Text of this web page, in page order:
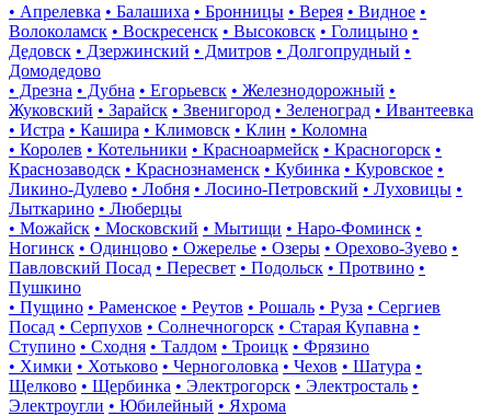
• Апрелевка • Балашиха • Бронницы • Верея • Видное •
Волоколамск • Воскресенск • Высоковск • Голицыно •
Дедовск • Дзержинский • Дмитров • Долгопрудный •
Домодедово
• Дрезна • Дубна • Егорьевск • Железнодорожный •
Жуковский • Зарайск • Звенигород • Зеленоград • Ивантеевка
• Истра • Кашира • Климовск • Клин • Коломна
• Королев • Котельники • Красноармейск • Красногорск •
Краснозаводск • Краснознаменск • Кубинка • Куровское •
Ликино-Дулево • Лобня • Лосино-Петровский • Луховицы •
Лыткарино • Люберцы
• Можайск • Московский • Мытищи • Наро-Фоминск •
Ногинск • Одинцово • Ожерелье • Озеры • Орехово-Зуево •
Павловский Посад • Пересвет • Подольск • Протвино •
Пушкино
• Пущино • Раменское • Реутов • Рошаль • Руза • Сергиев
Посад • Серпухов • Солнечногорск • Старая Купавна •
Ступино • Сходня • Талдом • Троицк • Фрязино
• Химки • Хотьково • Черноголовка • Чехов • Шатура •
Щелково • Щербинка • Электрогорск • Электросталь •
Электроугли • Юбилейный • Яхрома